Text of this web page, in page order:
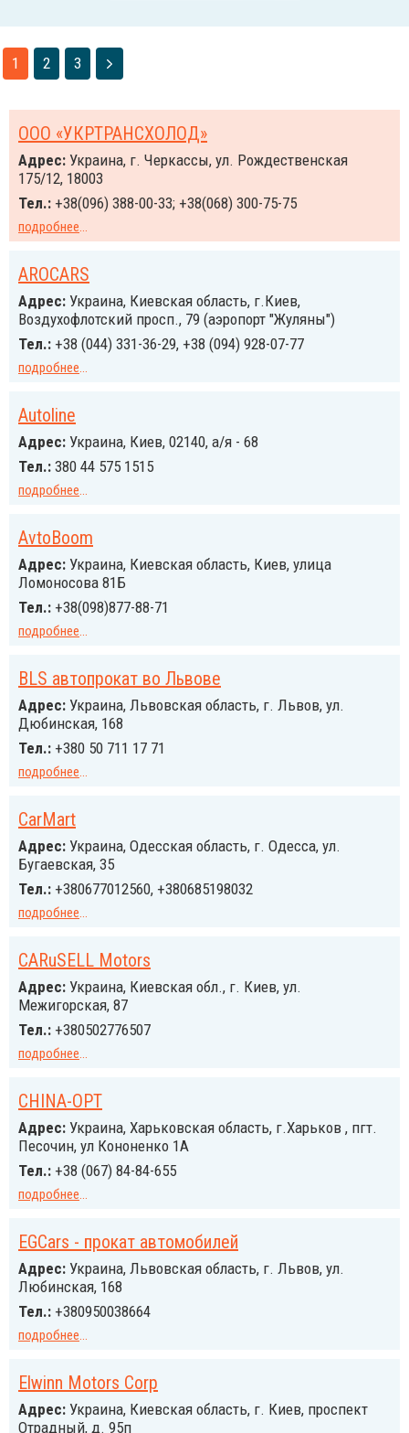
1 2 3
ООО «УКРТРАНСХОЛОД»
Адрес: Украина, г. Черкассы, ул. Рождественская
175/12, 18003
Тел.: +38(096) 388-00-33; +38(068) 300-75-75
подробнее...
AROCARS
Адрес: Украина, Киевская область, г.Киев,
Воздухофлотский просп., 79 (аэропорт "Жуляны")
Тел.: +38 (044) 331-36-29, +38 (094) 928-07-77
подробнее...
Autoline
Адрес: Украина, Киев, 02140, а/я - 68
Тел.: 380 44 575 1515
подробнее...
AvtoBoom
Адрес: Украина, Киевская область, Киев, улица
Ломоносова 81Б
Тел.: +38(098)877-88-71
подробнее...
BLS автопрокат во Львове
Адрес: Украина, Львовская область, г. Львов, ул.
Дюбинская, 168
Тел.: +380 50 711 17 71
подробнее...
CarMart
Адрес: Украина, Одесская область, г. Одесса, ул.
Бугаевская, 35
Тел.: +380677012560, +380685198032
подробнее...
CARuSELL Motors
Адрес: Украина, Киевская обл., г. Киев, ул.
Межигорская, 87
Тел.: +380502776507
подробнее...
CHINA-OPT
Адрес: Украина, Харьковская область, г.Харьков , пгт.
Песочин, ул Кононенко 1А
Тел.: +38 (067) 84-84-655
подробнее...
EGCars - прокат автомобилей
Адрес: Украина, Львовская область, г. Львов, ул.
Любинская, 168
Тел.: +380950038664
подробнее...
Elwinn Motors Corp
Адрес: Украина, Киевская область, г. Киев, проспект
Отрадный, д. 95п